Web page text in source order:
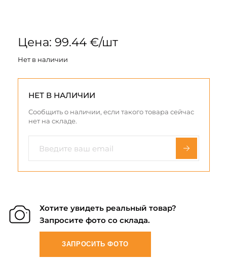
Цена: 99.44 €/шт
Нет в наличии
НЕТ В НАЛИЧИИ
Сообщить о наличии, если такого товара сейчас
нет на складе.
Хотите увидеть реальный товар?
Запросите фото со склада.
ЗАПРОСИТЬ ФОТО